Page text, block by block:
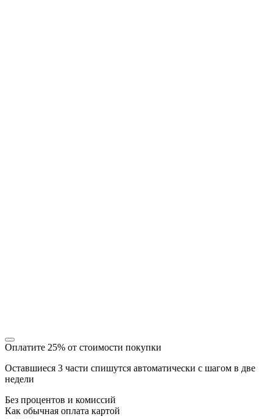
Оплатите 25% от стоимости покупки
Оставшиеся 3 части спишутся автоматически с шагом в две
недели
Без процентов и комиссий
Как обычная оплата картой